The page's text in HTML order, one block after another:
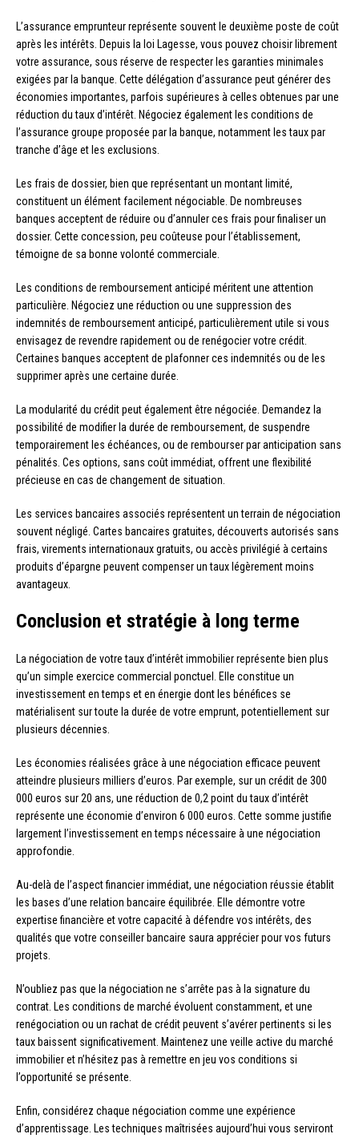
L’assurance emprunteur représente souvent le deuxième poste de coût
après les intérêts. Depuis la loi Lagesse, vous pouvez choisir librement
votre assurance, sous réserve de respecter les garanties minimales
exigées par la banque. Cette délégation d’assurance peut générer des
économies importantes, parfois supérieures à celles obtenues par une
réduction du taux d’intérêt. Négociez également les conditions de
l’assurance groupe proposée par la banque, notamment les taux par
tranche d’âge et les exclusions.
Les frais de dossier, bien que représentant un montant limité,
constituent un élément facilement négociable. De nombreuses
banques acceptent de réduire ou d’annuler ces frais pour finaliser un
dossier. Cette concession, peu coûteuse pour l’établissement,
témoigne de sa bonne volonté commerciale.
Les conditions de remboursement anticipé méritent une attention
particulière. Négociez une réduction ou une suppression des
indemnités de remboursement anticipé, particulièrement utile si vous
envisagez de revendre rapidement ou de renégocier votre crédit.
Certaines banques acceptent de plafonner ces indemnités ou de les
supprimer après une certaine durée.
La modularité du crédit peut également être négociée. Demandez la
possibilité de modifier la durée de remboursement, de suspendre
temporairement les échéances, ou de rembourser par anticipation sans
pénalités. Ces options, sans coût immédiat, offrent une flexibilité
précieuse en cas de changement de situation.
Les services bancaires associés représentent un terrain de négociation
souvent négligé. Cartes bancaires gratuites, découverts autorisés sans
frais, virements internationaux gratuits, ou accès privilégié à certains
produits d’épargne peuvent compenser un taux légèrement moins
avantageux.
Conclusion et stratégie à long terme
La négociation de votre taux d’intérêt immobilier représente bien plus
qu’un simple exercice commercial ponctuel. Elle constitue un
investissement en temps et en énergie dont les bénéfices se
matérialisent sur toute la durée de votre emprunt, potentiellement sur
plusieurs décennies.
Les économies réalisées grâce à une négociation efficace peuvent
atteindre plusieurs milliers d’euros. Par exemple, sur un crédit de 300
000 euros sur 20 ans, une réduction de 0,2 point du taux d’intérêt
représente une économie d’environ 6 000 euros. Cette somme justifie
largement l’investissement en temps nécessaire à une négociation
approfondie.
Au-delà de l’aspect financier immédiat, une négociation réussie établit
les bases d’une relation bancaire équilibrée. Elle démontre votre
expertise financière et votre capacité à défendre vos intérêts, des
qualités que votre conseiller bancaire saura apprécier pour vos futurs
projets.
N’oubliez pas que la négociation ne s’arrête pas à la signature du
contrat. Les conditions de marché évoluent constamment, et une
renégociation ou un rachat de crédit peuvent s’avérer pertinents si les
taux baissent significativement. Maintenez une veille active du marché
immobilier et n’hésitez pas à remettre en jeu vos conditions si
l’opportunité se présente.
Enfin, considérez chaque négociation comme une expérience
d’apprentissage. Les techniques maîtrisées aujourd’hui vous serviront